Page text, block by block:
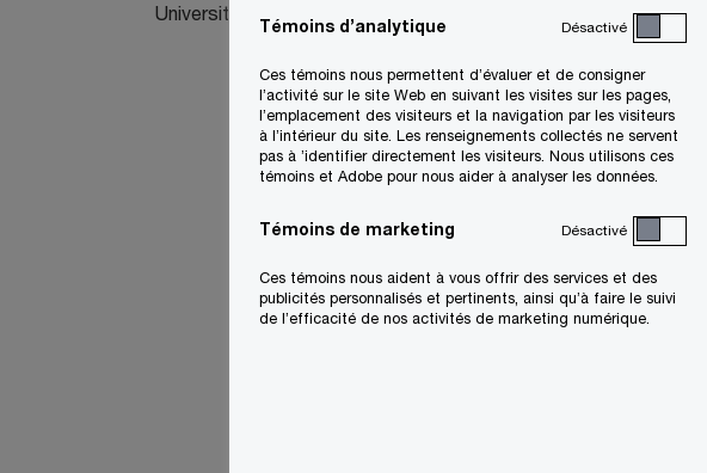
Université Saint Mary’s
Témoins d’analytique Désactivé
Ces témoins nous permettent d’évaluer et de consigner
l’activité sur le site Web en suivant les visites sur les pages,
l’emplacement des visiteurs et la navigation par les visiteurs
à l’intérieur du site. Les renseignements collectés ne servent
pas à ’identifier directement les visiteurs. Nous utilisons ces
témoins et Adobe pour nous aider à analyser les données.
Témoins de marketing Désactivé
Ces témoins nous aident à vous offrir des services et des
publicités personnalisés et pertinents, ainsi qu’à faire le suivi
de l’efficacité de nos activités de marketing numérique.